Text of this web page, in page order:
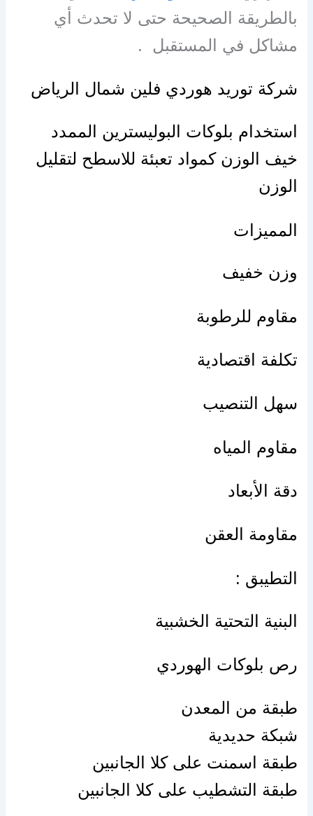
بالطريقة الصحيحة حتى لا تحدث أي
مشاكل في المستقبل .
شركة توريد هوردي فلين شمال الرياض
استخدام بلوكات البوليسترين الممدد
خيف الوزن كمواد تعبئة للاسطح لتقليل
الوزن
المميزات
وزن خفيف
مقاوم للرطوبة
تكلفة اقتصادية
سهل التنصيب
مقاوم المياه
دقة الأبعاد
مقاومة العقن
التطيبق :
البنية التحتية الخشبية
رص بلوكات الهوردي
طبقة من المعدن
شبكة حديدية
طبقة اسمنت على كلا الجانبين
طبقة التشطيب على كلا الجانبين